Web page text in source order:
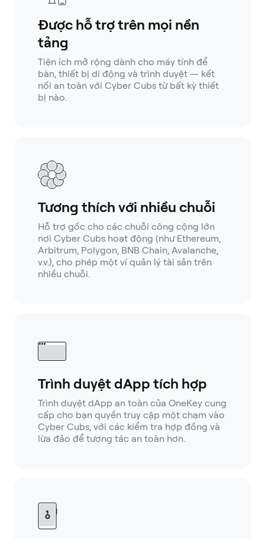
Được hỗ trợ trên mọi nền
tảng
Tiện ích mở rộng dành cho máy tính để
bàn, thiết bị di động và trình duyệt — kết
nối an toàn với Cyber Cubs từ bất kỳ thiết
bị nào.
Tương thích với nhiều chuỗi
Hỗ trợ gốc cho các chuỗi công cộng lớn
nơi Cyber Cubs hoạt động (như Ethereum,
Arbitrum, Polygon, BNB Chain, Avalanche,
v.v.), cho phép một ví quản lý tài sản trên
nhiều chuỗi.
Trình duyệt dApp tích hợp
Trình duyệt dApp an toàn của OneKey cung
cấp cho bạn quyền truy cập một chạm vào
Cyber Cubs, với các kiểm tra hợp đồng và
lừa đảo để tương tác an toàn hơn.